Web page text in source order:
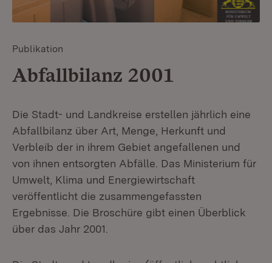
Publikation
Abfallbilanz 2001
Die Stadt- und Landkreise erstellen jährlich eine
Abfallbilanz über Art, Menge, Herkunft und
Verbleib der in ihrem Gebiet angefallenen und
von ihnen entsorgten Abfälle. Das Ministerium für
Umwelt, Klima und Energiewirtschaft
veröffentlicht die zusammengefassten
Ergebnisse. Die Broschüre gibt einen Überblick
über das Jahr 2001.